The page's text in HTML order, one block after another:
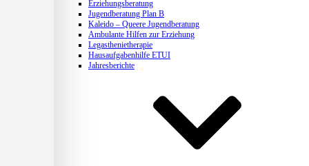
Erziehungsberatung
Jugendberatung Plan B
Kaleido – Queere Jugendberatung
Ambulante Hilfen zur Erziehung
Legasthenietherapie
Hausaufgabenhilfe ETUI
Jahresberichte